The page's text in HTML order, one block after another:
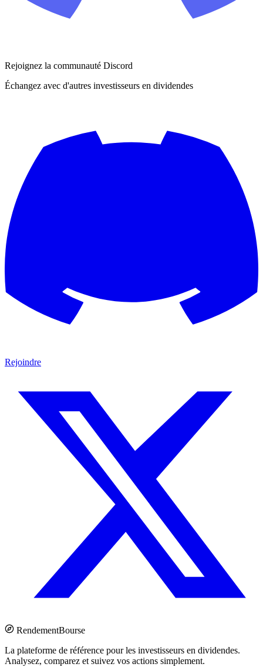
Rejoignez la communauté Discord
Échangez avec d'autres investisseurs en dividendes
Rejoindre
RendementBourse
La plateforme de référence pour les investisseurs en dividendes.
Analysez, comparez et suivez vos actions simplement.